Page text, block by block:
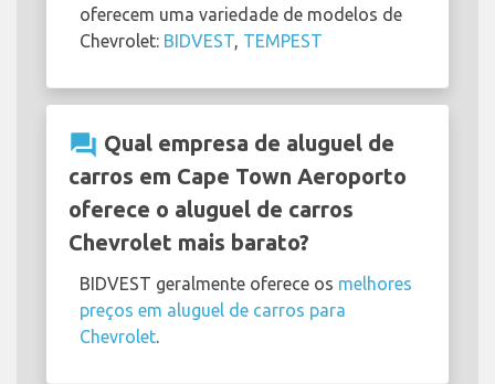
oferecem uma variedade de modelos de
Chevrolet: BIDVEST, TEMPEST
question_answer Qual empresa de aluguel de
carros em Cape Town Aeroporto
oferece o aluguel de carros
Chevrolet mais barato?
BIDVEST geralmente oferece os melhores
preços em aluguel de carros para
Chevrolet.